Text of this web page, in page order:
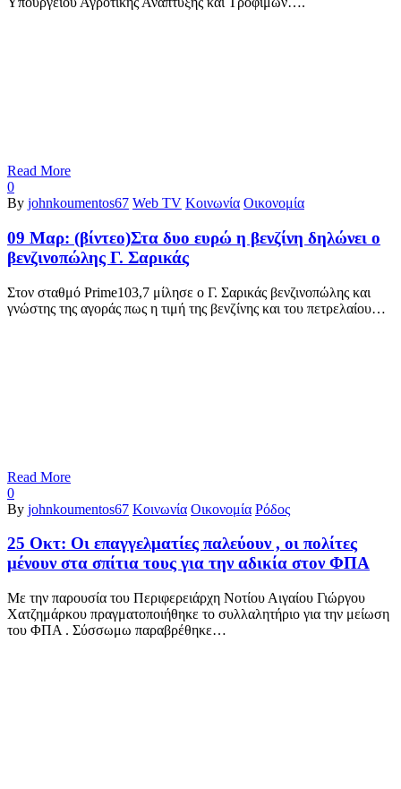
Read More
0
By johnkoumentos67 Web TV Κοινωνία Οικονομία
09 Μαρ: (βίντεο)Στα δυο ευρώ η βενζίνη δηλώνει ο
βενζινοπώλης Γ. Σαρικάς
Στον σταθμό Prime103,7 μίλησε ο Γ. Σαρικάς βενζινοπώλης και
γνώστης της αγοράς πως η τιμή της βενζίνης και του πετρελαίου…
Read More
0
By johnkoumentos67 Κοινωνία Οικονομία Ρόδος
25 Οκτ: Οι επαγγελματίες παλεύουν , οι πολίτες
μένουν στα σπίτια τους για την αδικία στον ΦΠΑ
Με την παρουσία του Περιφερειάρχη Νοτίου Αιγαίου Γιώργου
Χατζημάρκου πραγματοποιήθηκε το συλλαλητήριο για την μείωση
του ΦΠΑ . Σύσσωμω παραβρέθηκε…